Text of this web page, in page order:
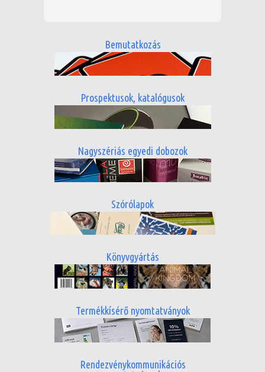
Bemutatkozás
Prospektusok, katalógusok
Nagyszériás egyedi dobozok
Szórólapok
Könyvgyártás
Termékkísérő nyomtatványok
Rendezvénykommunikációs